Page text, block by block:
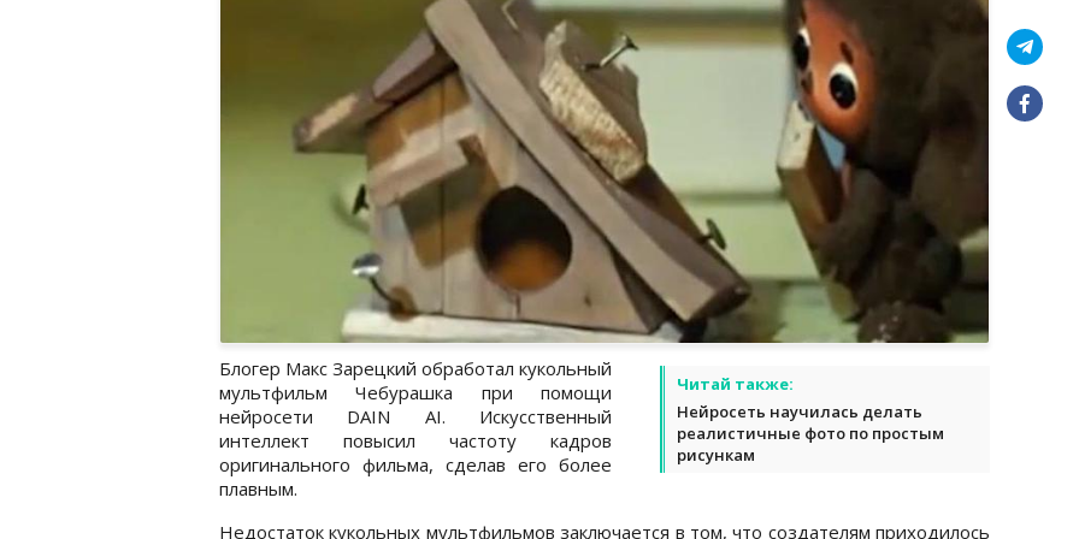
Читай также:
Нейросеть научилась делать
реалистичные фото по простым
рисункам
Блогер Макс Зарецкий обработал кукольный
мультфильм Чебурашка при помощи
нейросети DAIN AI. Искусственный
интеллект повысил частоту кадров
оригинального фильма, сделав его более
плавным.
Недостаток кукольных мультфильмов заключается в том, что создателям приходилось